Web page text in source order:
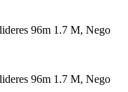
96m 1.7 M, Nego
96m 1.7 M, Nego